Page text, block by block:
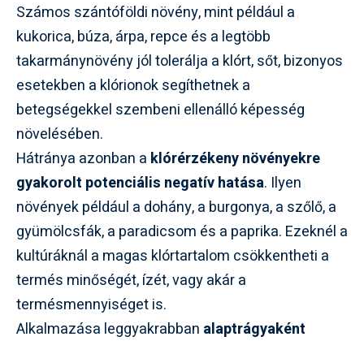
Számos szántóföldi növény, mint például a
kukorica, búza, árpa, repce és a legtöbb
takarmánynövény jól tolerálja a klórt, sőt, bizonyos
esetekben a klórionok segíthetnek a
betegségekkel szembeni ellenálló képesség
növelésében.
Hátránya azonban a klórérzékeny növényekre
gyakorolt potenciális negatív hatása. Ilyen
növények például a dohány, a burgonya, a szőlő, a
gyümölcsfák, a paradicsom és a paprika. Ezeknél a
kultúráknál a magas klórtartalom csökkentheti a
termés minőségét, ízét, vagy akár a
termésmennyiséget is.
Alkalmazása leggyakrabban alaptrágyaként